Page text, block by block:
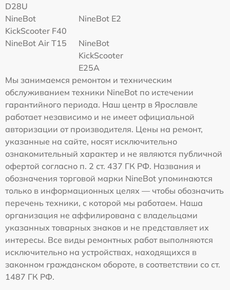
D28U
NineBot
KickScooter F40
NineBot E2
NineBot Air T15
NineBot
KickScooter
E25A
Мы занимаемся ремонтом и техническим
обслуживанием техники NineBot по истечении
гарантийного периода. Наш центр в Ярославле
работает независимо и не имеет официальной
авторизации от производителя. Цены на ремонт,
указанные на сайте, носят исключительно
ознакомительный характер и не являются публичной
офертой согласно п. 2 ст. 437 ГК РФ. Названия и
обозначения торговой марки NineBot упоминаются
только в информационных целях — чтобы обозначить
перечень техники, с которой мы работаем. Наша
организация не аффилирована с владельцами
указанных товарных знаков и не представляет их
интересы. Все виды ремонтных работ выполняются
исключительно на устройствах, находящихся в
законном гражданском обороте, в соответствии со ст.
1487 ГК РФ.